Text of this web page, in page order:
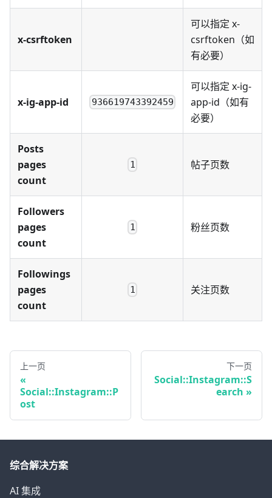
x-csrftoken
可以指定 x-
csrftoken（如
有必要）
x-ig-app-id 936619743392459
可以指定 x-ig-
app-id（如有
必要）
Posts
pages
count
1 帖子页数
Followers
pages
count
1 粉丝页数
Followings
pages
count
1 关注页数
上一页
Social::Instagram::P
ost
下一页
Social::Instagram::S
earch
综合解决方案
AI 集成